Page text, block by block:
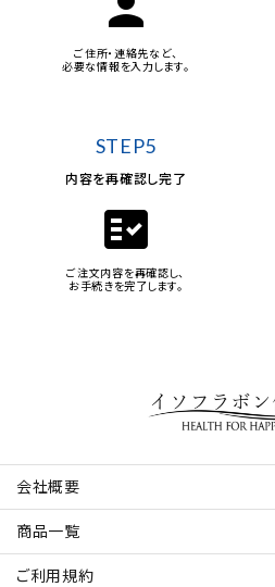
ご住所・連絡先など、
必要な情報を入力します。
STEP5
内容を再確認し完了
fact_check
ご注文内容を再確認し、
お手続きを完了します。
会社概要
商品一覧
ご利用規約